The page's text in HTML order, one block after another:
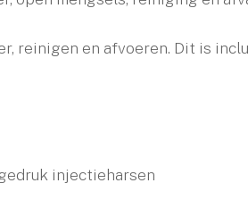
reinigen en afvoeren. Dit is
injectieharsen